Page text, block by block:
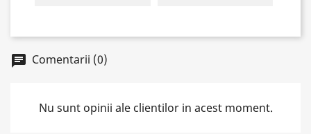
chat Comentarii (0)
Nu sunt opinii ale clientilor in acest moment.